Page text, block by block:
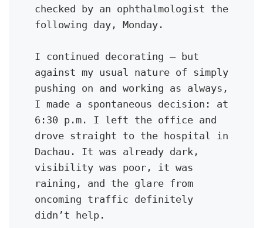
checked by an ophthalmologist the
following day, Monday.
I continued decorating — but
against my usual nature of simply
pushing on and working as always,
I made a spontaneous decision: at
6:30 p.m. I left the office and
drove straight to the hospital in
Dachau. It was already dark,
visibility was poor, it was
raining, and the glare from
oncoming traffic definitely
didn’t help.